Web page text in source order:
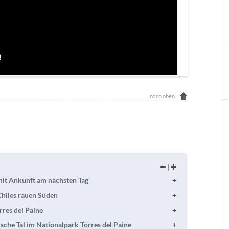
nach oben
|
Ankunft am nächsten Tag
mit
und
rauen Süden
auf
del Paine
Tal im Nationalpark Torres del Paine